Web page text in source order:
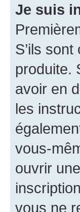
Je suis
S’ils
produite.
avoir en
les
vous-
ouvrir
vous ne